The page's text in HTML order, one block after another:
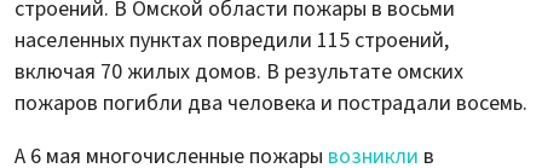
строений. В Омской области пожары в восьми
населенных пунктах повредили 115 строений,
включая 70 жилых домов. В результате омских
пожаров погибли два человека и пострадали восемь.
А 6 мая многочисленные пожары возникли в